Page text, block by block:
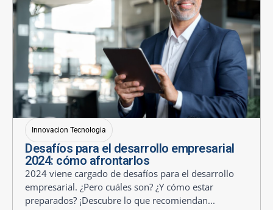
Innovacion Tecnologia
Desafíos para el desarrollo empresarial
2024: cómo afrontarlos
2024 viene cargado de desafíos para el desarrollo
empresarial. ¿Pero cuáles son? ¿Y cómo estar
preparados? ¡Descubre lo que recomiendan...